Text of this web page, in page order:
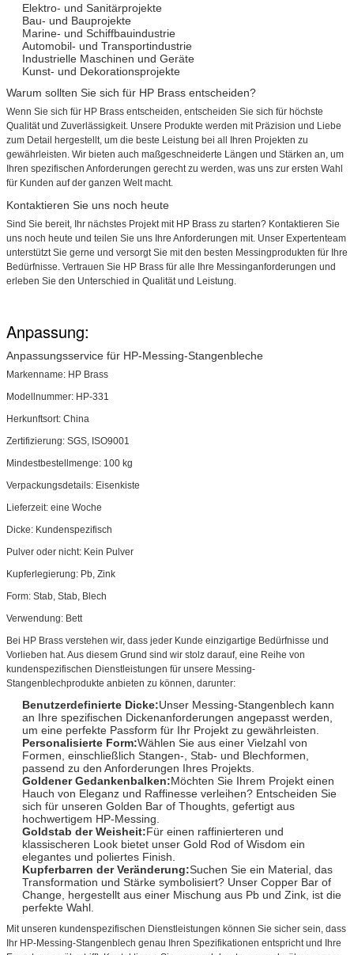
Elektro- und Sanitärprojekte
Bau- und Bauprojekte
Marine- und Schiffbauindustrie
Automobil- und Transportindustrie
Industrielle Maschinen und Geräte
Kunst- und Dekorationsprojekte
Warum sollten Sie sich für HP Brass entscheiden?
Wenn Sie sich für HP Brass entscheiden, entscheiden Sie sich für höchste
Qualität und Zuverlässigkeit. Unsere Produkte werden mit Präzision und Liebe
zum Detail hergestellt, um die beste Leistung bei all Ihren Projekten zu
gewährleisten. Wir bieten auch maßgeschneiderte Längen und Stärken an, um
Ihren spezifischen Anforderungen gerecht zu werden, was uns zur ersten Wahl
für Kunden auf der ganzen Welt macht.
Kontaktieren Sie uns noch heute
Sind Sie bereit, Ihr nächstes Projekt mit HP Brass zu starten? Kontaktieren Sie
uns noch heute und teilen Sie uns Ihre Anforderungen mit. Unser Expertenteam
unterstützt Sie gerne und versorgt Sie mit den besten Messingprodukten für Ihre
Bedürfnisse. Vertrauen Sie HP Brass für alle Ihre Messinganforderungen und
erleben Sie den Unterschied in Qualität und Leistung.
Anpassung:
Anpassungsservice für HP-Messing-Stangenbleche
Markenname: HP Brass
Modellnummer: HP-331
Herkunftsort: China
Zertifizierung: SGS, ISO9001
Mindestbestellmenge: 100 kg
Verpackungsdetails: Eisenkiste
Lieferzeit: eine Woche
Dicke: Kundenspezifisch
Pulver oder nicht: Kein Pulver
Kupferlegierung: Pb, Zink
Form: Stab, Stab, Blech
Verwendung: Bett
Bei HP Brass verstehen wir, dass jeder Kunde einzigartige Bedürfnisse und
Vorlieben hat. Aus diesem Grund sind wir stolz darauf, eine Reihe von
kundenspezifischen Dienstleistungen für unsere Messing-
Stangenblechprodukte anbieten zu können, darunter:
Benutzerdefinierte Dicke:Unser Messing-Stangenblech kann
an Ihre spezifischen Dickenanforderungen angepasst werden,
um eine perfekte Passform für Ihr Projekt zu gewährleisten.
Personalisierte Form:Wählen Sie aus einer Vielzahl von
Formen, einschließlich Stangen-, Stab- und Blechformen,
passend zu den Anforderungen Ihres Projekts.
Goldener Gedankenbalken:Möchten Sie Ihrem Projekt einen
Hauch von Eleganz und Raffinesse verleihen? Entscheiden Sie
sich für unseren Golden Bar of Thoughts, gefertigt aus
hochwertigem HP-Messing.
Goldstab der Weisheit:Für einen raffinierteren und
klassischeren Look bietet unser Gold Rod of Wisdom ein
elegantes und poliertes Finish.
Kupferbarren der Veränderung:Suchen Sie ein Material, das
Transformation und Stärke symbolisiert? Unser Copper Bar of
Change, hergestellt aus einer Mischung aus Pb und Zink, ist die
perfekte Wahl.
Mit unseren kundenspezifischen Dienstleistungen können Sie sicher sein, dass
Ihr HP-Messing-Stangenblech genau Ihren Spezifikationen entspricht und Ihre